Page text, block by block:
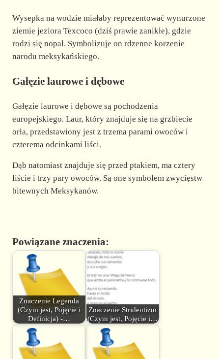
Wysepka na wodzie miałaby reprezentować wynurzone
ziemie jeziora Texcoco (dziś prawie zanikłe), gdzie
rodzi się nopal. Symbolizuje on rdzenne korzenie
narodu meksykańskiego.
Gałęzie laurowe i dębowe
Gałęzie laurowe i dębowe są pochodzenia
europejskiego. Laur, który znajduje się na grzbiecie
orła, przedstawiony jest z trzema parami owoców i
czterema odcinkami liści.
Dąb natomiast znajduje się przed ptakiem, ma cztery
liście i trzy pary owoców. Są one symbolem zwycięstw
bitewnych Meksykanów.
Powiązane znaczenia:
Znaczenie Legenda
(Czym jest, Pojęcie i
Definicja) -…
Znaczenie Stridentizm
(Czym jest, Pojęcie i…